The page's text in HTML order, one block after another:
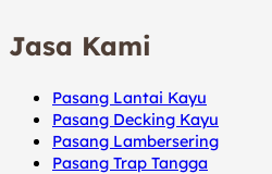
Jasa Kami
Pasang Lantai Kayu
Pasang Decking Kayu
Pasang Lambersering
Pasang Trap Tangga